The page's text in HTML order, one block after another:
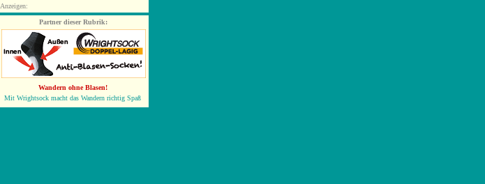
Anzeigen:
Partner dieser Rubrik:
Wandern ohne Blasen!
Mit Wrightsock macht das Wandern richtig Spaß